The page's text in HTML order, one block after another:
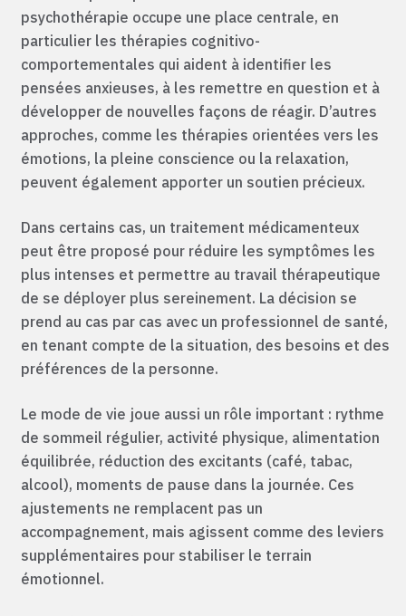
psychothérapie occupe une place centrale, en
particulier les thérapies cognitivo-
comportementales qui aident à identifier les
pensées anxieuses, à les remettre en question et à
développer de nouvelles façons de réagir. D’autres
approches, comme les thérapies orientées vers les
émotions, la pleine conscience ou la relaxation,
peuvent également apporter un soutien précieux.
Dans certains cas, un traitement médicamenteux
peut être proposé pour réduire les symptômes les
plus intenses et permettre au travail thérapeutique
de se déployer plus sereinement. La décision se
prend au cas par cas avec un professionnel de santé,
en tenant compte de la situation, des besoins et des
préférences de la personne.
Le mode de vie joue aussi un rôle important : rythme
de sommeil régulier, activité physique, alimentation
équilibrée, réduction des excitants (café, tabac,
alcool), moments de pause dans la journée. Ces
ajustements ne remplacent pas un
accompagnement, mais agissent comme des leviers
supplémentaires pour stabiliser le terrain
émotionnel.